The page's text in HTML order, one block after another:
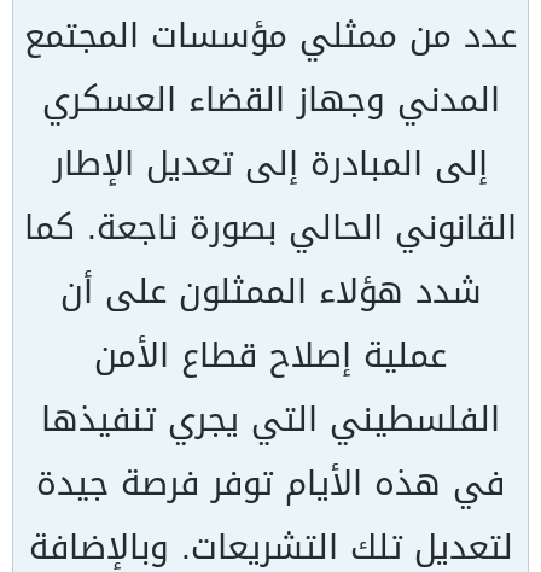
عدد من ممثلي مؤسسات المجتمع
المدني وجهاز القضاء العسكري
إلى المبادرة إلى تعديل الإطار
القانوني الحالي بصورة ناجعة. كما
شدد هؤلاء الممثلون على أن
عملية إصلاح قطاع الأمن
الفلسطيني التي يجري تنفيذها
في هذه الأيام توفر فرصة جيدة
لتعديل تلك التشريعات. وبالإضافة